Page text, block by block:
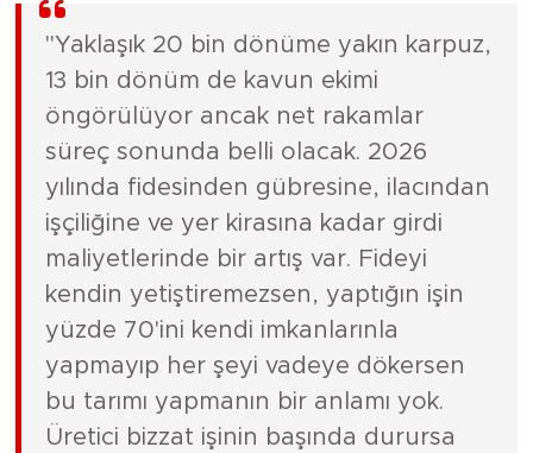
"Yaklaşık 20 bin dönüme yakın karpuz,
13 bin dönüm de kavun ekimi
öngörülüyor ancak net rakamlar
süreç sonunda belli olacak. 2026
yılında fidesinden gübresine, ilacından
işçiliğine ve yer kirasına kadar girdi
maliyetlerinde bir artış var. Fideyi
kendin yetiştiremezsen, yaptığın işin
yüzde 70'ini kendi imkanlarınla
yapmayıp her şeyi vadeye dökersen
bu tarımı yapmanın bir anlamı yok.
Üretici bizzat işinin başında durursa